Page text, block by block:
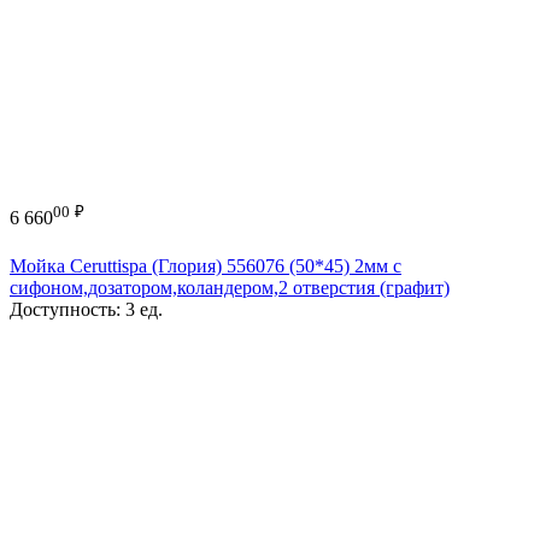
6 66000 ₽
Мойка Ceruttispa (Глория) 556076 (50*45) 2мм с
сифоном,дозатором,коландером,2 отверстия (графит)
Доступность: 3 ед.